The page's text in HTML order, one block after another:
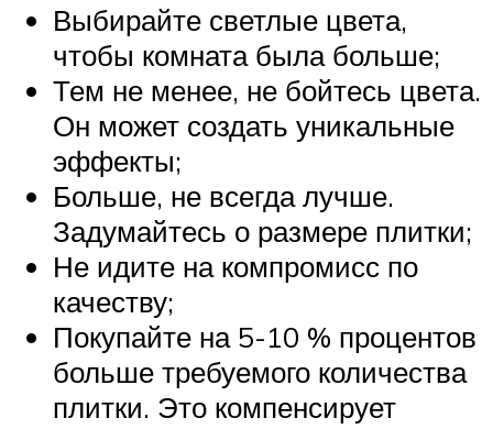
Выбирайте светлые цвета,
чтобы комната была больше;
Тем не менее, не бойтесь цвета.
Он может создать уникальные
эффекты;
Больше, не всегда лучше.
Задумайтесь о размере плитки;
Не идите на компромисс по
качеству;
Покупайте на 5-10 % процентов
больше требуемого количества
плитки. Это компенсирует